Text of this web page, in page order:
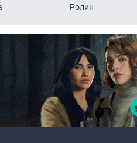
Ролин